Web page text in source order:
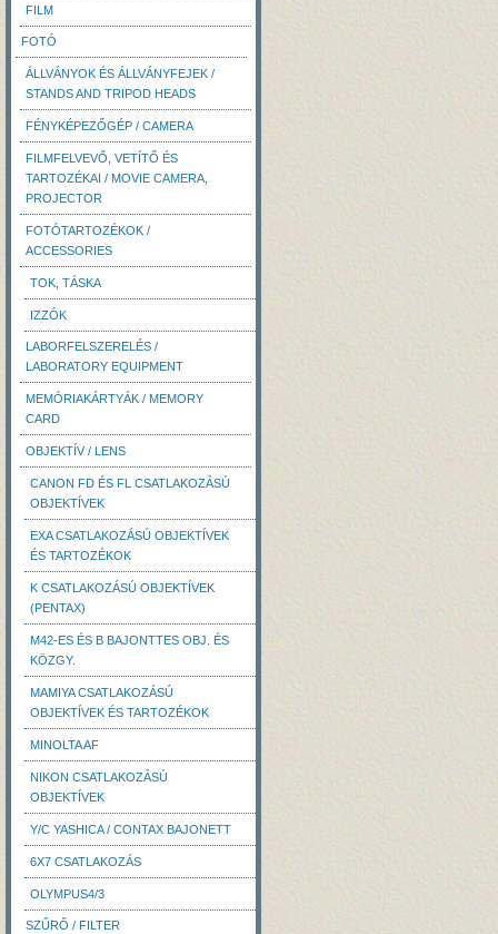
FILM
FOTÓ
ÁLLVÁNYOK ÉS ÁLLVÁNYFEJEK /
STANDS AND TRIPOD HEADS
FÉNYKÉPEZŐGÉP / CAMERA
FILMFELVEVŐ, VETÍTŐ ÉS
TARTOZÉKAI / MOVIE CAMERA,
PROJECTOR
FOTÓTARTOZÉKOK /
ACCESSORIES
TOK, TÁSKA
IZZÓK
LABORFELSZERELÉS /
LABORATORY EQUIPMENT
MEMÓRIAKÁRTYÁK / MEMORY
CARD
OBJEKTÍV / LENS
CANON FD ÉS FL CSATLAKOZÁSÚ
OBJEKTÍVEK
EXA CSATLAKOZÁSÚ OBJEKTÍVEK
ÉS TARTOZÉKOK
K CSATLAKOZÁSÚ OBJEKTÍVEK
(PENTAX)
M42-ES ÉS B BAJONTTES OBJ. ÉS
KÖZGY.
MAMIYA CSATLAKOZÁSÚ
OBJEKTÍVEK ÉS TARTOZÉKOK
MINOLTA AF
NIKON CSATLAKOZÁSÚ
OBJEKTÍVEK
Y/C YASHICA / CONTAX BAJONETT
6X7 CSATLAKOZÁS
OLYMPUS4/3
SZŰRŐ / FILTER